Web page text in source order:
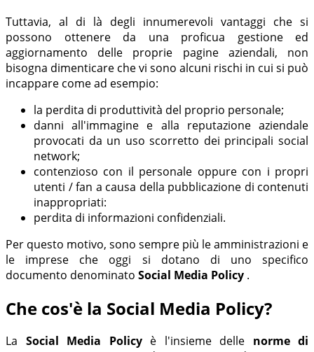
Tuttavia, al di là degli innumerevoli vantaggi che si
possono ottenere da una proficua gestione ed
aggiornamento delle proprie pagine aziendali, non
bisogna dimenticare che vi sono alcuni rischi in cui si può
incappare come ad esempio:
la perdita di produttività del proprio personale;
danni all'immagine e alla reputazione aziendale
provocati da un uso scorretto dei principali social
network;
contenzioso con il personale oppure con i propri
utenti / fan a causa della pubblicazione di contenuti
inappropriati:
perdita di informazioni confidenziali.
Per questo motivo, sono sempre più le amministrazioni e
le imprese che oggi si dotano di uno specifico
documento denominato Social Media Policy .
Che cos'è la Social Media Policy?
La Social Media Policyè l'insieme delle norme di